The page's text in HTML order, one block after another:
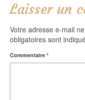
Laisser un
Votre adresse e-mail
obligatoires sont
Commentaire *